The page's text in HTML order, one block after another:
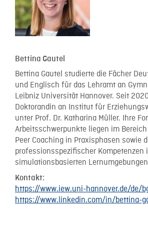
Bettina Gautel
Bettina Gautel studierte die Fächer
und Englisch für das Lehramt an
Leibniz Universität Hannover. Seit
Doktorandin an Institut für
unter Prof. Dr. Katharina Müller. Ihre
Arbeitsschwerpunkte liegen im
Peer Coaching in Praxisphasen sowie
professionsspezifischer Kompetenzen
simulationsbasierten
Kontakt:
https://www.iew.uni-hannover.de/de/
https://www.linkedin.com/in/bettina-